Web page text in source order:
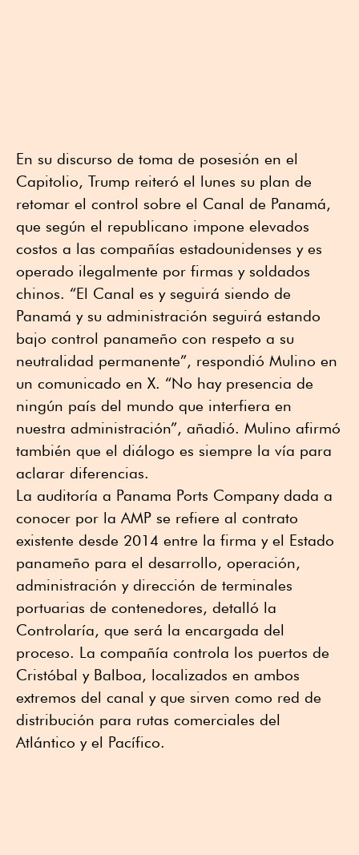
En su discurso de toma de posesión en el
Capitolio, Trump reiteró el lunes su plan de
retomar el control sobre el Canal de Panamá,
que según el republicano impone elevados
costos a las compañías estadounidenses y es
operado ilegalmente por firmas y soldados
chinos. “El Canal es y seguirá siendo de
Panamá y su administración seguirá estando
bajo control panameño con respeto a su
neutralidad permanente”, respondió Mulino en
un comunicado en X. “No hay presencia de
ningún país del mundo que interfiera en
nuestra administración”, añadió. Mulino afirmó
también que el diálogo es siempre la vía para
aclarar diferencias.
La auditoría a Panama Ports Company dada a
conocer por la AMP se refiere al contrato
existente desde 2014 entre la firma y el Estado
panameño para el desarrollo, operación,
administración y dirección de terminales
portuarias de contenedores, detalló la
Controlaría, que será la encargada del
proceso. La compañía controla los puertos de
Cristóbal y Balboa, localizados en ambos
extremos del canal y que sirven como red de
distribución para rutas comerciales del
Atlántico y el Pacífico.